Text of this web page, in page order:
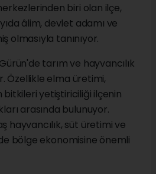
biri olan ilçe,
âlim, devlet adamı ve
olmasıyla tanınıyor.
tarım ve hayvancılık
Özellikle elma üretimi,
yetiştiriciliği ilçenin
arasında bulunuyor.
hayvancılık, süt üretimi ve
bölge ekonomisine önemli